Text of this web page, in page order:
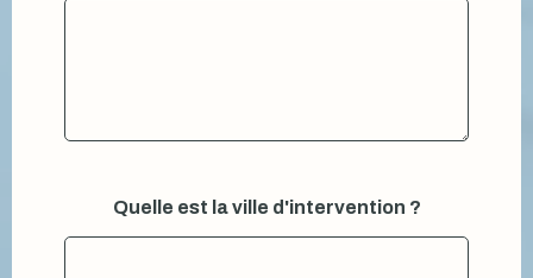
Quelle est la ville d'intervention ?